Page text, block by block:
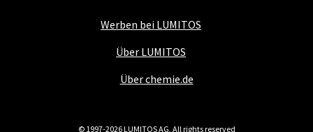
Werben bei LUMITOS
Über LUMITOS
Über chemie.de
© 1997-2026 LUMITOS AG, All rights reserved